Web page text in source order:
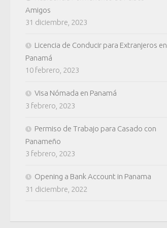
Amigos
31 diciembre, 2023
Licencia de Conducir para Extranjeros en
Panamá
10 febrero, 2023
Visa Nómada en Panamá
3 febrero, 2023
Permiso de Trabajo para Casado con
Panameño
3 febrero, 2023
Opening a Bank Account in Panama
31 diciembre, 2022